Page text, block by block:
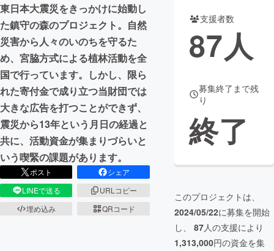
東日本大震災をきっかけに始動し
た鎮守の森のプロジェクト。自然
災害から人々のいのちを守るた
め、宮脇方式による植林活動を全
国で行っています。しかし、限ら
れた寄付金で成り立つ当財団では
大きな広告を打つことができず、
震災から13年という月日の経過と
共に、活動資金が集まりづらいと
いう喫緊の課題があります。
ポスト
シェア
LINEで送る
URLコピー
埋め込み
QRコード
支援者数
87人
募集終了まで残
り
終了
このプロジェクトは、
2024/05/22に募集を開始
し、 87人の支援により
1,313,000円の資金を集